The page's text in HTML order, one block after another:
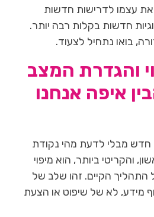
עצמו לדרישות חדשות
חדשות בקלות רבה יותר.
בואו נתחיל לצעוד.
והגדרת המצב
איפה אנחנו
חדש מבלי לדעת מהי נקודת
והקריטי ביותר, הוא מיפוי
התהליך הקיים. זהו שלב של
מידע, לא של שיפוט או הצעת